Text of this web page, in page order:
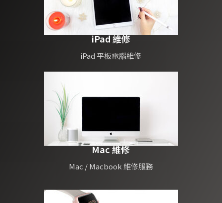
2，開機時彈窗出現無法使
用FaceID，此現象屬於較複
雜的故障，上述的四項零件
都可能是故障條件，部分還
有可能是主機板供電問題或
訊號問題
通常點陣頭影器的維修時間
如果各位朋友還想了解更多
臉部辨識故障的問題，歡迎
來電詢問，或在臉書專頁詢
問
iPad 維修
iPad 平板電腦維修
Mac 維修
Mac / Macbook 維修服務